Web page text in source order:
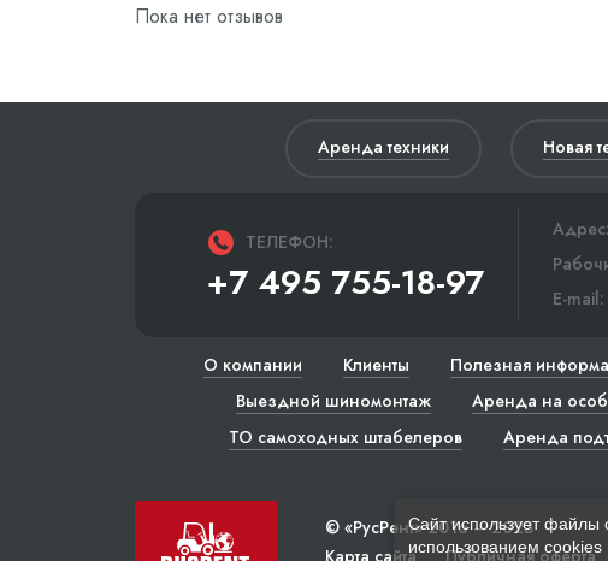
Пока нет отзывов
Аренда техники Новая
ТЕЛЕФОН:
+7 495 755-18-97
Адрес:
E-mail:
О компании Клиенты Полезная
Выездной шиномонтаж
Аренда на
ТО самоходных штабелеров
Аренда
© «РусРент» 2016 – 2023
Сайт использует файлы
использованием cookies